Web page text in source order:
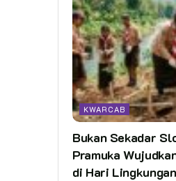
KWARCAB
Bukan Sekadar
Pramuka
di Hari